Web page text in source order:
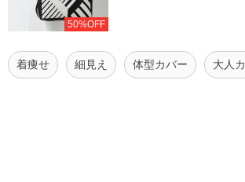
50%OFF
着痩せ 細見え 体型カバー 大人